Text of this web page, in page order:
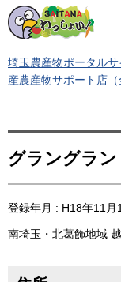
埼玉農産物ポータルサ
産農産物サポート店（
グラングラン
登録年月 : H18年11月
南埼玉・北葛飾地域